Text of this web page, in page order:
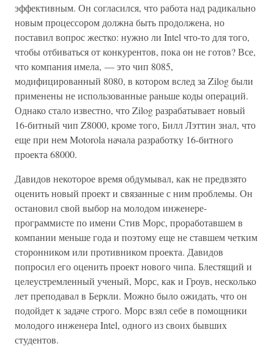
эффективным. Он согласился, что работа над радикально
новым процессором должна быть продолжена, но
поставил вопрос жестко: нужно ли Intel что-то для того,
чтобы отбиваться от конкурентов, пока он не готов? Все,
что компания имела, — это чип 8085,
модифицированный 8080, в котором вслед за Zilog были
применены не использованные раньше коды операций.
Однако стало известно, что Zilog разрабатывает новый
16-битный чип Z8000, кроме того, Билл Лэттин знал, что
еще при нем Motorola начала разработку 16-битного
проекта 68000.
Давидов некоторое время обдумывал, как не предвзято
оценить новый проект и связанные с ним проблемы. Он
остановил свой выбор на молодом инженере-
программисте по имени Стив Морс, проработавшем в
компании меньше года и поэтому еще не ставшем четким
сторонником или противником проекта. Давидов
попросил его оценить проект нового чипа. Блестящий и
целеустремленный ученый, Морс, как и Гроув, несколько
лет преподавал в Беркли. Можно было ожидать, что он
подойдет к задаче строго. Морс взял себе в помощники
молодого инженера Intel, одного из своих бывших
студентов.